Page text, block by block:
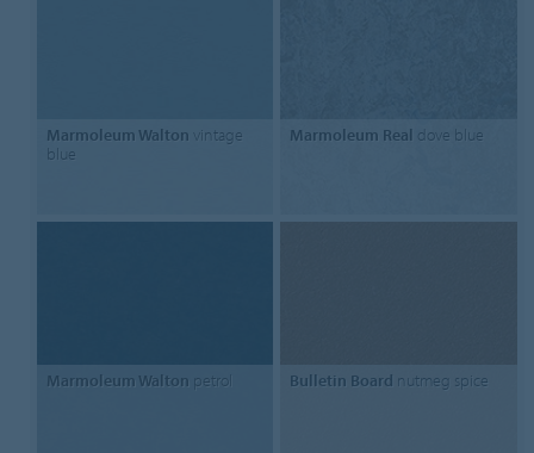
Marmoleum Walton vintage
blue
Marmoleum Real dove blue
Marmoleum Walton petrol Bulletin Board nutmeg spice